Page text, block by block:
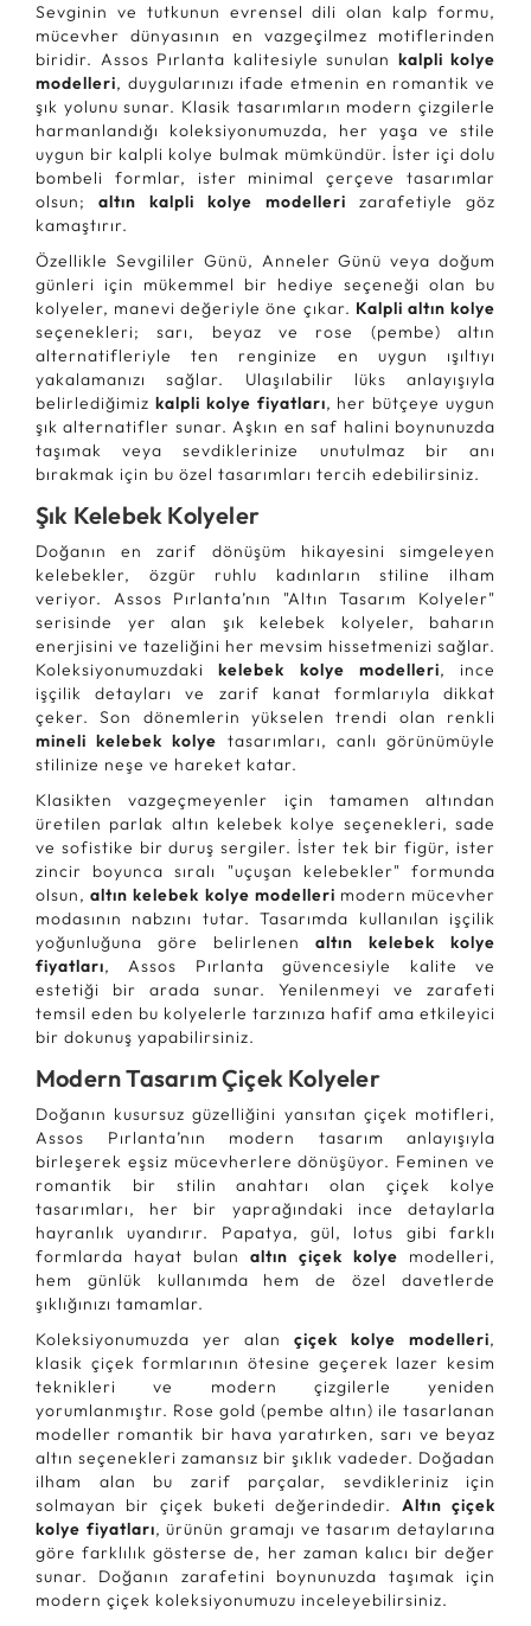
Sevginin ve tutkunun evrensel dili olan kalp formu,
mücevher dünyasının en vazgeçilmez motiflerinden
biridir. Assos Pırlanta kalitesiyle sunulan kalpli kolye
modelleri, duygularınızı ifade etmenin en romantik ve
şık yolunu sunar. Klasik tasarımların modern çizgilerle
harmanlandığı koleksiyonumuzda, her yaşa ve stile
uygun bir kalpli kolye bulmak mümkündür. İster içi dolu
bombeli formlar, ister minimal çerçeve tasarımlar
olsun; altın kalpli kolye modelleri zarafetiyle göz
kamaştırır.
Özellikle Sevgililer Günü, Anneler Günü veya doğum
günleri için mükemmel bir hediye seçeneği olan bu
kolyeler, manevi değeriyle öne çıkar. Kalpli altın kolye
seçenekleri; sarı, beyaz ve rose (pembe) altın
alternatifleriyle ten renginize en uygun ışıltıyı
yakalamanızı sağlar. Ulaşılabilir lüks anlayışıyla
belirlediğimiz kalpli kolye fiyatları, her bütçeye uygun
şık alternatifler sunar. Aşkın en saf halini boynunuzda
taşımak veya sevdiklerinize unutulmaz bir anı
bırakmak için bu özel tasarımları tercih edebilirsiniz.
Şık Kelebek Kolyeler
Doğanın en zarif dönüşüm hikayesini simgeleyen
kelebekler, özgür ruhlu kadınların stiline ilham
veriyor. Assos Pırlanta’nın "Altın Tasarım Kolyeler"
serisinde yer alan şık kelebek kolyeler, baharın
enerjisini ve tazeliğini her mevsim hissetmenizi sağlar.
Koleksiyonumuzdakikelebek kolye modelleri, ince
işçilik detayları ve zarif kanat formlarıyla dikkat
çeker. Son dönemlerin yükselen trendi olan renkli
mineli kelebek kolye tasarımları, canlı görünümüyle
stilinize neşe ve hareket katar.
Klasikten vazgeçmeyenler için tamamen altından
üretilen parlak altın kelebek kolye seçenekleri, sade
ve sofistike bir duruş sergiler. İster tek bir figür, ister
zincir boyunca sıralı "uçuşan kelebekler" formunda
olsun,altın kelebek kolye modelleri modern mücevher
modasının nabzını tutar. Tasarımda kullanılan işçilik
yoğunluğuna göre belirlenen altın kelebek kolye
fiyatları, Assos Pırlanta güvencesiyle kalite ve
estetiği bir arada sunar. Yenilenmeyi ve zarafeti
temsil eden bu kolyelerle tarzınıza hafif ama etkileyici
bir dokunuş yapabilirsiniz.
Modern Tasarım Çiçek Kolyeler
Doğanın kusursuz güzelliğini yansıtan çiçek motifleri,
Assos Pırlanta’nın modern tasarım anlayışıyla
birleşerek eşsiz mücevherlere dönüşüyor. Feminen ve
romantik bir stilin anahtarı olan çiçek kolye
tasarımları, her bir yaprağındaki ince detaylarla
hayranlık uyandırır. Papatya, gül, lotus gibi farklı
formlarda hayat bulan altın çiçek kolye modelleri,
hem günlük kullanımda hem de özel davetlerde
şıklığınızı tamamlar.
Koleksiyonumuzda yer alan çiçek kolye modelleri,
klasik çiçek formlarının ötesine geçerek lazer kesim
teknikleri ve modern çizgilerle yeniden
yorumlanmıştır. Rose gold (pembe altın) ile tasarlanan
modeller romantik bir hava yaratırken, sarı ve beyaz
altın seçenekleri zamansız bir şıklık vadeder. Doğadan
ilham alan bu zarif parçalar, sevdikleriniz için
solmayan bir çiçek buketi değerindedir. Altın çiçek
kolye fiyatları, ürünün gramajı ve tasarım detaylarına
göre farklılık gösterse de, her zaman kalıcı bir değer
sunar. Doğanın zarafetini boynunuzda taşımak için
modern çiçek koleksiyonumuzu inceleyebilirsiniz.